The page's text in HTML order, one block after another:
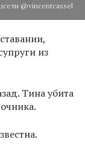
@vincentcassel
из
Тина убита